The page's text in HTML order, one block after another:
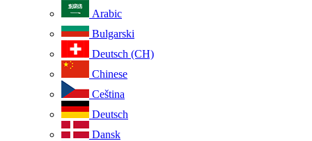
Arabic
Bulgarski
Deutsch (CH)
Chinese
Ceština
Deutsch
Dansk